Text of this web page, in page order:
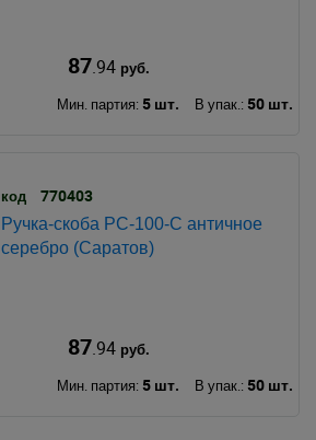
87.94руб.
Мин. партия: 5 шт. В упак.: 50 шт.
код 770403
Ручка-скоба РС-100-С античное
серебро (Саратов)
87.94руб.
Мин. партия: 5 шт. В упак.: 50 шт.